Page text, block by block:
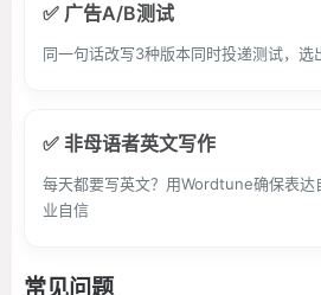
✅ 广告A/B测试
同一句话改写3种版本同时投递测试，选
✅ 非母语者英文写作
每天都要写英文？用Wordtune确保表达
业自信
常见问题